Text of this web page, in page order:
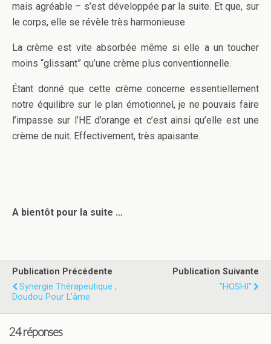
mais agréable – s’est développée par la suite. Et que, sur
le corps, elle se révèle très harmonieuse
La crème est vite absorbée même si elle a un toucher
moins “glissant” qu’une crème plus conventionnelle.
Étant donné que cette crème concerne essentiellement
notre équilibre sur le plan émotionnel, je ne pouvais faire
l’impasse sur l’HE d’orange et c’est ainsi qu’elle est une
crème de nuit. Effectivement, très apaisante.
A bientôt pour la suite …
Publication Précédente
Synergie Thérapeutique ;
Doudou Pour L'âme
Publication Suivante
"HOSHI"
24 réponses